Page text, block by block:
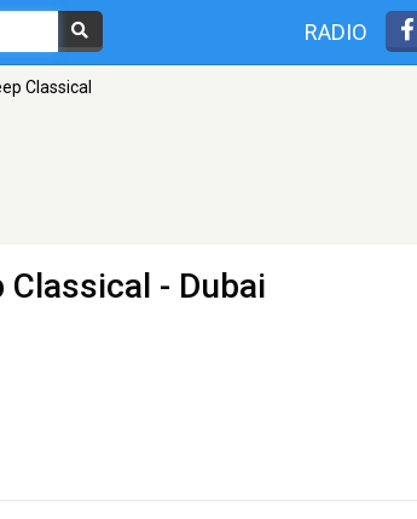
RADIO
Classical
Classical - Dubai